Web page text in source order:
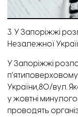
3. У Запоріжжі
Незалежної
У Запоріжжі
України,80/вул.
у жовтні
проводять